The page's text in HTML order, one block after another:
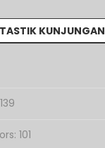
KUNJUNGAN
139
101